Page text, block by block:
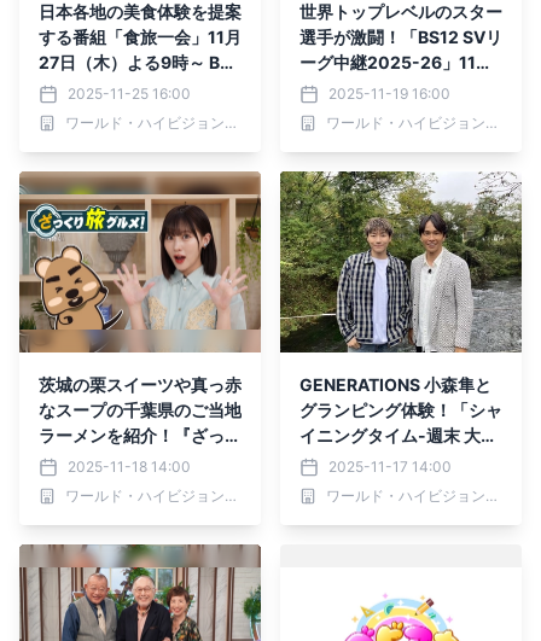
日本各地の美食体験を提案
する番組「食旅一会」11月
27日（木）よる9時～ BS1
2 トゥエルビで全国無料放
送
2025-11-25 16:00
ワールド・ハイビジョン・チャンネル株式会社
世界トップレベルのスター
選手が激闘！「BS12 SVリ
ーグ中継2025-26」11月
21日（金)「SAGA久光 v
s. 東レ滋賀」
2025-11-19 16:00
ワールド・ハイビジョン・チャンネル株式会社
茨城の栗スイーツや真っ赤
なスープの千葉県のご当地
ラーメンを紹介！『ざっく
り旅グルメ』11月23日
（日）、30日（日）夕方6
時～ BS12 トゥエルビで放
2025-11-18 14:00
ワールド・ハイビジョン・チャンネル株式会社
GENERATIONS 小森隼と
グランピング体験！「シャ
イニングタイム-週末 大人
の趣味時間-」11月20日
（木）夕方6時30分～ BS1
2 トゥエルビで全国無料放
2025-11-17 14:00
ワールド・ハイビジョン・チャンネル株式会社